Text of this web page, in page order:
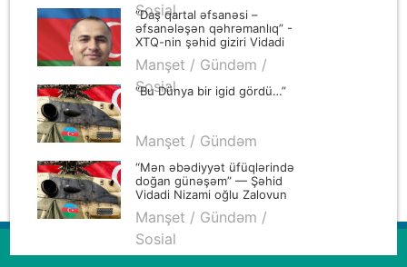
Sosial
“Daş qartal əfsanəsi –
əfsanələşən qəhrəmanlıq” -
XTQ-nin şəhid giziri Vidadi
Nizami oğlu Zalov
Manşet / Gündəm /
Sosial
“Bu Dünya bir igid gördü…”
Manşet / Gündəm
“Mən əbədiyyət üfüqlərində
doğan günəşəm” — Şəhid
Vidadi Nizami oğlu Zalovun
əziz xatirəsinə...
Manşet / Gündəm /
Sosial